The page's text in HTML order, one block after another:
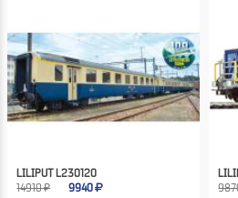
LILIPUT L230120
14910 ₽
9940